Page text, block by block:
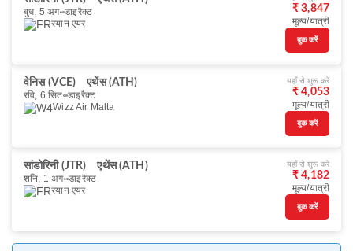
बुध, 5 अग॰ डाइरैक्ट
रयान एयर
₹ 3,847
मूल्य/यात्री
बुक करें
वेनिस (VCE)
एथेंस (ATH)
रवि, 6 सित॰ डाइरैक्ट
Wizz Air Malta
यहाँ से शुरू करें
₹ 4,053
मूल्य/यात्री
बुक करें
सांडोरिनी (JTR)
एथेंस (ATH)
शनि, 1 अग॰ डाइरैक्ट
रयान एयर
यहाँ से शुरू करें
₹ 4,182
मूल्य/यात्री
बुक करें